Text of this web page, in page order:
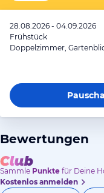
28.08.2026 - 04.09.2026
Frühstück
Doppelzimmer,
Bewertungen
Sammle Punkte für Deine
Kostenlos anmelden